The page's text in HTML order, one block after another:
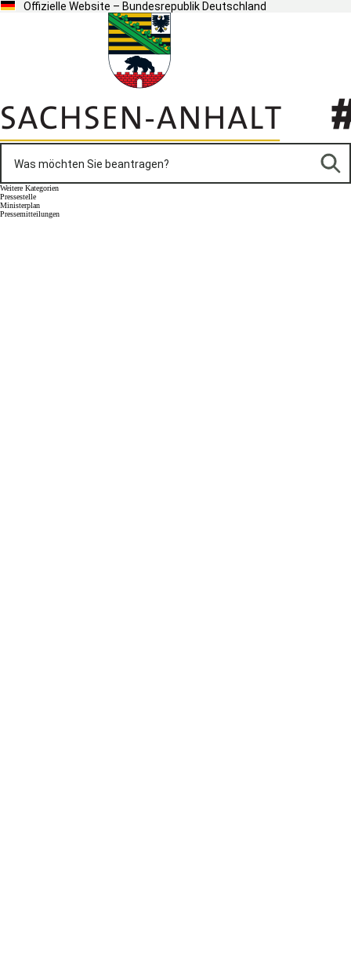
Offizielle Website – Bundesrepublik Deutschland
Weitere Kategorien
Pressestelle
Ministerplan
Pressemitteilungen